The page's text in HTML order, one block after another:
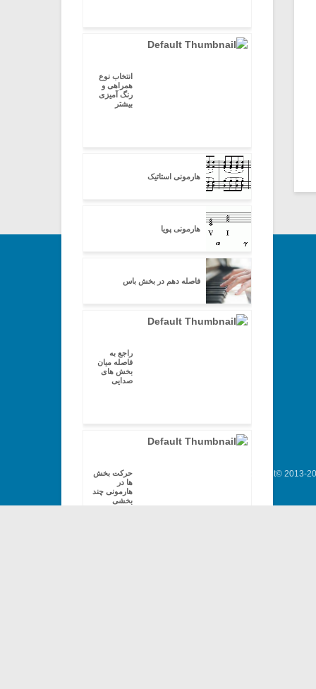
انتخاب نوع
همراهی و
رنگ آمیزی
بیشتر
هارمونی استاتیک
هارمونی پویا
فاصله دهم در بخش باس
راجع به
فاصله میان
بخش های
صدایی
حرکت بخش
ها در
هارمونی چند
بخشی
Copyright© 2013-